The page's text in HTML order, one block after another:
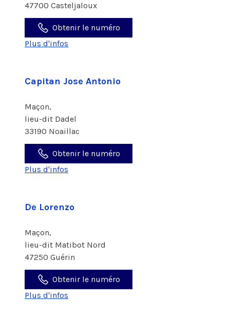
47700 Casteljaloux
Obtenir le numéro
Plus d'infos
Capitan Jose Antonio
Maçon,
lieu-dit Dadel
33190 Noaillac
Obtenir le numéro
Plus d'infos
De Lorenzo
Maçon,
lieu-dit Matibot Nord
47250 Guérin
Obtenir le numéro
Plus d'infos